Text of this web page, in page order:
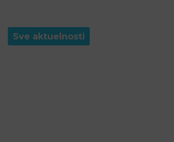
Sve aktuelnosti